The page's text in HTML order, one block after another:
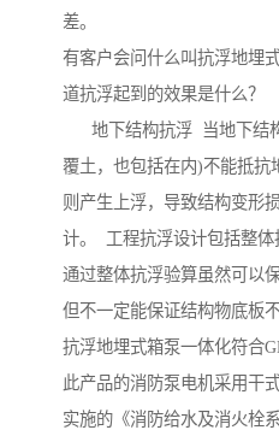
差。
有客户会问什么叫抗浮地埋
道抗浮起到的效果是什么？
地下结构抗浮 当地下结
覆土，也包括在内)不能抵抗
则产生上浮，导致结构变形
计。 工程抗浮设计包括整体
通过整体抗浮验算虽然可以
但不一定能保证结构物底板
抗浮地埋式箱泵一体化符合
此产品的消防泵电机采用干
实施的《消防给水及消火栓